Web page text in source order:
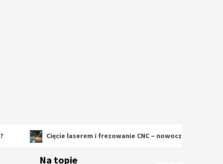
Cięcie laserem i frezowanie CNC – nowoczesne technologie
Na topie